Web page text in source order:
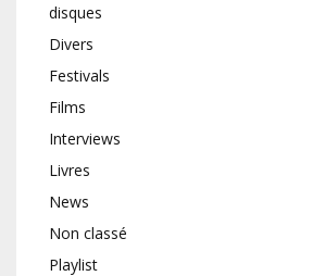
disques
Divers
Festivals
Films
Interviews
Livres
News
Non classé
Playlist